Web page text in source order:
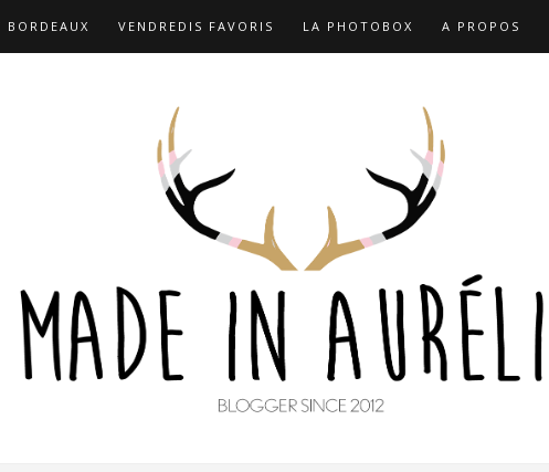
BORDEAUX VENDREDIS FAVORIS LA PHOTOBOX A PROPOS